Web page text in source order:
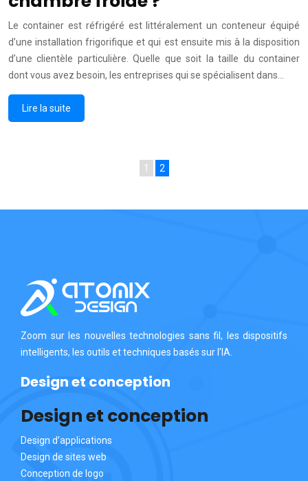
Le container est réfrigéré est littéralement un conteneur équipé
d’une installation frigorifique et qui est ensuite mis à la disposition
d’une clientèle particulière. Quelle que soit la taille du container
dont vous avez besoin, les entreprises qui se spécialisent dans…
Lire la suite
1 2
Zoom sur les nouvelles technologies sans fil, les dispositifs
intelligents, les outils et techniques basés sur l’IA.
Design et conception
Design et conception
Design d’applications
Design de sites web
Conception de logo